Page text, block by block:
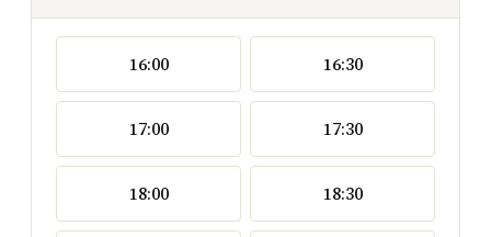
16:00 16:30
17:00 17:30
18:00 18:30